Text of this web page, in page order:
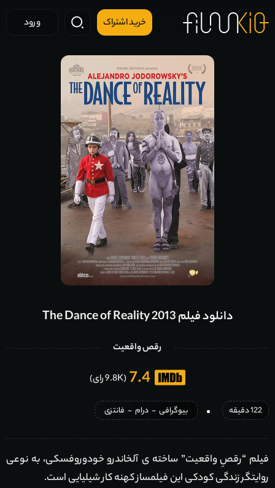
خرید اشتراک ورود
دانلود فیلم The Dance of Reality 2013
رقص واقعیت
7.4 (9.8K رای)
122 دقیقه بیوگرافی - درام - فانتزی
فیلم “رقصِ واقعیت” ساخته ی آلخاندرو خودوروفسکی، به نوعی
روایتگر زندگی کودکی این فیلمساز کهنه کار شیلیایی است.